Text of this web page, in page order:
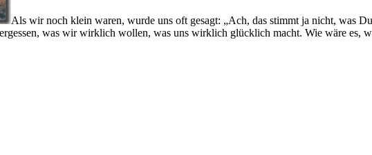
Als wir noch klein waren, wurde uns oft gesagt: „Ach, das stimmt ja nicht, was
was wir wirklich wollen, was uns wirklich glücklich macht. Wie wäre es,